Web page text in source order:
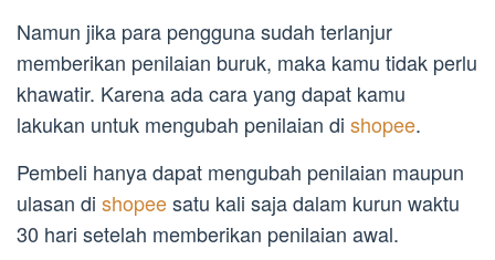
Namun jika para pengguna sudah terlanjur
memberikan penilaian buruk, maka kamu tidak perlu
khawatir. Karena ada cara yang dapat kamu
lakukan untuk mengubah penilaian di shopee.
Pembeli hanya dapat mengubah penilaian maupun
ulasan di shopeesatu kali saja dalam kurun waktu
30 hari setelah memberikan penilaian awal.